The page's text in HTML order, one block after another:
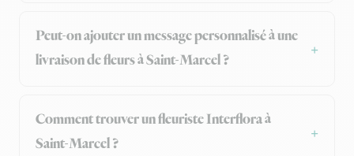
Peut-on ajouter un message personnalisé à une
livraison de fleurs à Saint-Marcel ?
Comment trouver un fleuriste Interflora à
Saint-Marcel ?